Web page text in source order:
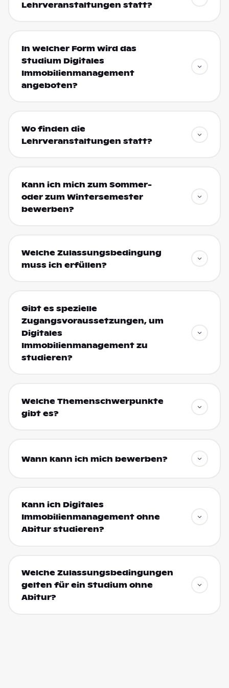
Lehrveranstaltungen statt?
In welcher Form wird das
Studium Digitales
Immobilienmanagement
angeboten?
Wo finden die
Lehrveranstaltungen statt?
Kann ich mich zum Sommer-
oder zum Wintersemester
bewerben?
Welche Zulassungsbedingung
muss ich erfüllen?
Gibt es spezielle
Zugangsvoraussetzungen, um
Digitales
Immobilienmanagement zu
studieren?
Welche Themenschwerpunkte
gibt es?
Wann kann ich mich bewerben?
Kann ich Digitales
Immobilienmanagement ohne
Abitur studieren?
Welche Zulassungsbedingungen
gelten für ein Studium ohne
Abitur?